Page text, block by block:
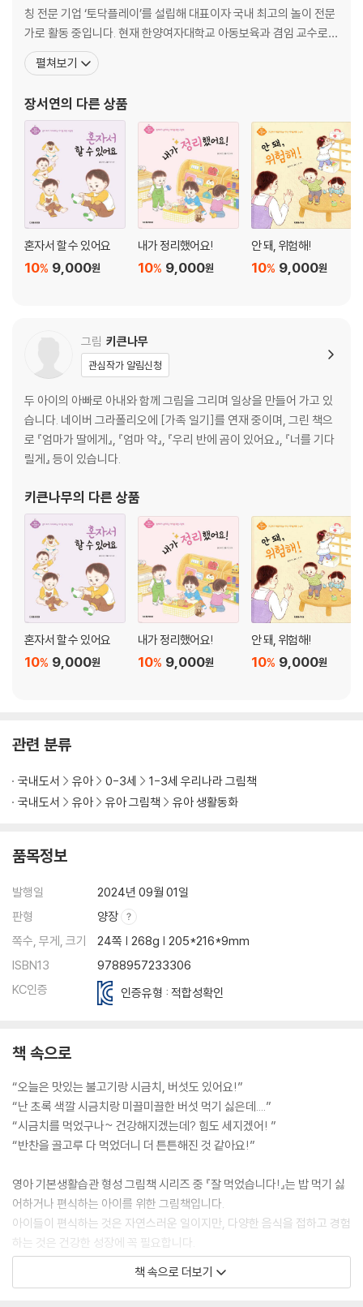
칭 전문 기업 ‘토닥플레이’를 설립해 대표이자 국내 최고의 놀이 전문
가로 활동 중입니다. 현재 한양여자대학교 아동보육과 겸임 교수로
미래의 교사들을 가르치면서 부모 교육과 교사 교육에도 매진하고 있
으며, 저서로는 《토닥토닥맘 놀이 육아 바이블》이 있습니다. 소규모
못했던 ‘놀이’의 절실함을 치열한 육아 현장에서 수많은 아이
펼쳐보기
장서연의 다른 상품
혼자서 할 수 있어요
9,000원
10%
내가 정리했어요!
9,000원
10%
안 돼, 위험해!
9,000원
10%
그림 키큰나무
관심작가 알림신청
두 아이의 아빠로 아내와 함께 그림을 그리며 일상을 만들어 가고 있
습니다. 네이버 그라폴리오에 [가족 일기]를 연재 중이며, 그린 책으
로 『엄마가 딸에게』, 『엄마 약』, 『우리 반에 곰이 있어요』, 『너를 기다
릴게』 등이 있습니다.
키큰나무의 다른 상품
혼자서 할 수 있어요
9,000원
10%
내가 정리했어요!
9,000원
10%
안 돼, 위험해!
9,000원
10%
관련 분류
국내도서 유아 0-3세
1-3세 우리나라 그림책
국내도서
유아 유아 그림책 유아 생활동화
품목정보
발행일
2024년 09월 01일
판형
양장
쪽수, 무게, 크기
24쪽 | 268g | 205*216*9mm
ISBN13
9788957233306
KC인증
인증유형 : 적합성확인
책 속으로
“오늘은 맛있는 불고기랑 시금치, 버섯도 있어요!”
“난 초록 색깔 시금치랑 미끌미끌한 버섯 먹기 싫은데....”
“시금치를 먹었구나~ 건강해지겠는데? 힘도 세지겠어! ”
“반찬을 골고루 다 먹었더니 더 튼튼해진 것 같아요!”
영아 기본생활습관 형성 그림책 시리즈 중 『잘 먹었습니다!』는 밥 먹기 싫
어하거나 편식하는 아이를 위한 그림책입니다.
아이들이 편식하는 것은 자연스러운 일이지만, 다양한 음식을 접하고 경험
하는 것은 건강한 성장에 꼭 필요합니다.
편식을 하는 아이에게 먹기 싫은 음식을 강요하기보다는 선생님이 맛있게
먹는 모습, 친구들이 맛있게 먹는 모습을 볼 수 있도록 이야기해주며 친구
책 속으로 더보기